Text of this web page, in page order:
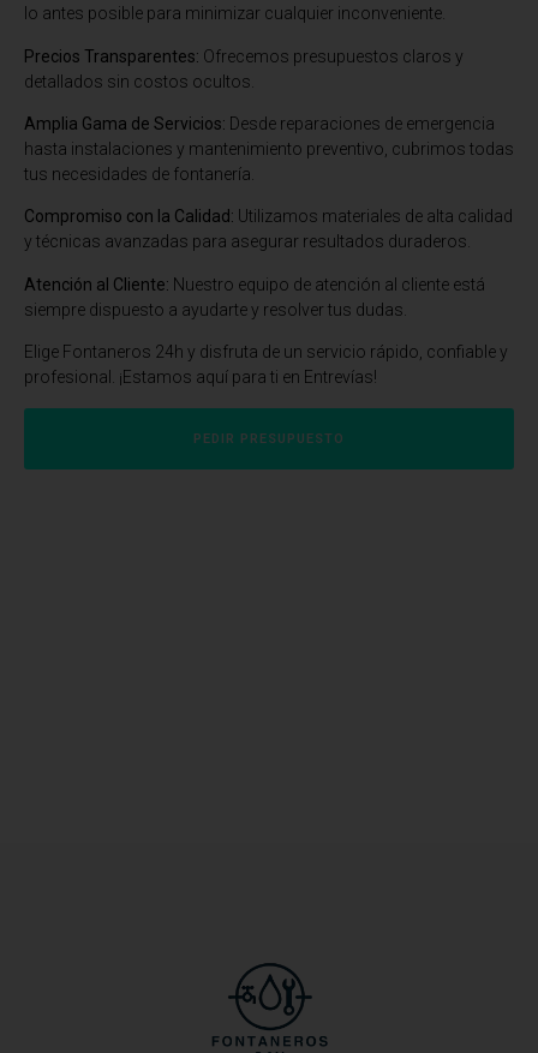
lo antes posible para minimizar cualquier inconveniente.
Precios Transparentes: Ofrecemos presupuestos claros y
detallados sin costos ocultos.
Amplia Gama de Servicios: Desde reparaciones de emergencia
hasta instalaciones y mantenimiento preventivo, cubrimos todas
tus necesidades de fontanería.
Compromiso con la Calidad: Utilizamos materiales de alta calidad
y técnicas avanzadas para asegurar resultados duraderos.
Atención al Cliente: Nuestro equipo de atención al cliente está
siempre dispuesto a ayudarte y resolver tus dudas.
Elige Fontaneros 24h y disfruta de un servicio rápido, confiable y
profesional. ¡Estamos aquí para ti en Entrevías!
PEDIR PRESUPUESTO